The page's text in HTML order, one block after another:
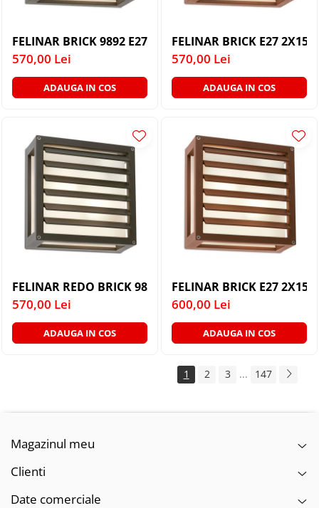
FELINAR BRICK 9892 E27 2X15W DG IP54 PLAFONIERA
570,00 Lei
ADAUGA IN COS
FELINAR
570,00 Lei
ADAUGA IN COS
FELINAR REDO BRICK 9894 E27 2X15W DG IP54
570,00 Lei
ADAUGA IN COS
FELINAR
600,00 Lei
ADAUGA IN COS
1 2 3 ... 147
Magazinul meu
Clienti
Date comerciale